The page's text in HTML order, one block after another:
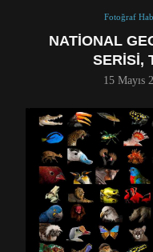
Fotoğraf
NATIONAL
SERISI,
15 Mayıs